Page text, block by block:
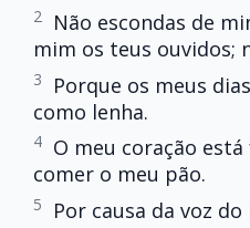
2
Não escondas de
mim os teus ouvidos;
3
Porque os meus
como lenha.
4 O meu coração
comer o meu pão.
5 Por causa da voz